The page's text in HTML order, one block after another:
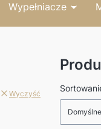
Wypełniacze
Wyczyść Lista
Domyślne